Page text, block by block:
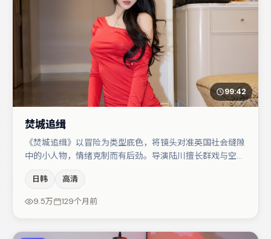
99:42
焚城追缉
《焚城追缉》以冒险为类型底色，将镜头对准英国社会缝隙
中的小人物，情绪克制而有后劲。导演陆川擅长群戏与空间
银的对手戏构成全片情感锚点，于和伟则以细节塑造推动谜
题层层揭开。节奏紧凑、反转有度，值得列入片单。
日韩 高清
9.5万 129个月前